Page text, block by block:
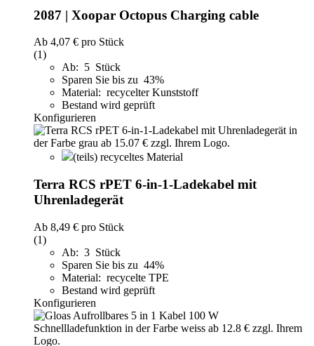
2087 | Xoopar Octopus Charging cable
Ab 4,07 € pro Stück
(1)
Ab: 5 Stück
Sparen Sie bis zu 43%
Material: recycelter Kunststoff
Bestand wird geprüft
Konfigurieren
(teils) recyceltes Material
Terra RCS rPET 6-in-1-Ladekabel mit
Uhrenladegerät
Ab 8,49 € pro Stück
(1)
Ab: 3 Stück
Sparen Sie bis zu 44%
Material: recycelte TPE
Bestand wird geprüft
Konfigurieren